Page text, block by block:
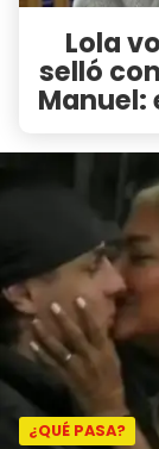
Lola
selló
¿QUÉ PASA?